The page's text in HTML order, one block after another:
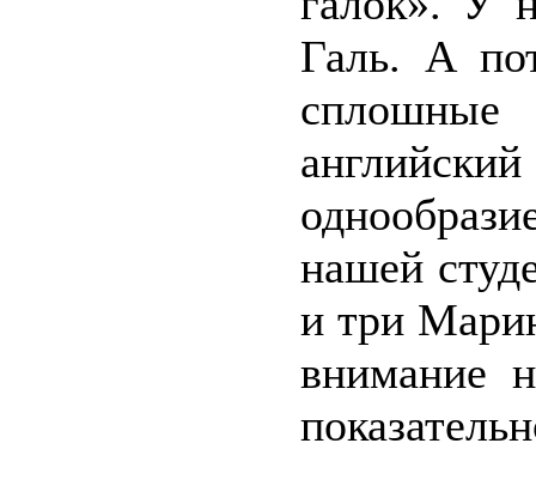
Галь. А
нашей
и три
внимание